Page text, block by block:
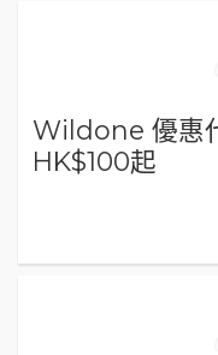
Wildone 優惠
HK$100起